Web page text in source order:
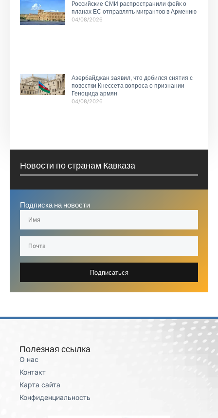
Российские СМИ распространили фейк о
планах ЕС отправлять мигрантов в Армению
04/08/2026
Азербайджан заявил, что добился снятия с
повестки Кнессета вопроса о признании
Геноцида армян
04/08/2026
Новости по странам Кавказа
Подписка на новости
Подписаться
Полезная ссылка
О нас
Контакт
Карта сайта
Конфиденциальность